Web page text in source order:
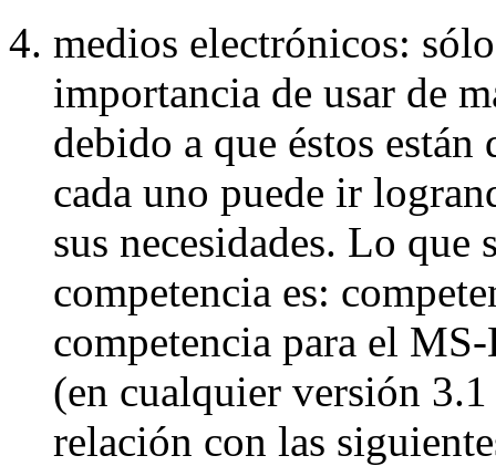
medios electrónicos:
importancia de usar de
debido a que éstos
cada uno puede ir
sus necesidades. Lo
competencia es:
competencia para el
(en cualquier versión
relación con las